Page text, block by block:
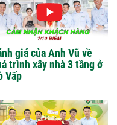
giá của Anh Vũ về
trình xây nhà 3 tầng ở
Vấp